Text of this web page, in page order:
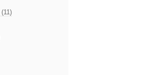
(11)